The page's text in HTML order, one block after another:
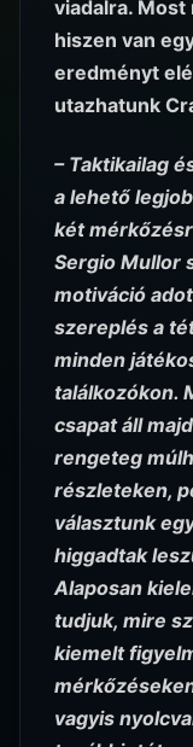
viadalra. Most
hiszen van
eredményt
utazhatunk
– Taktikailag
a lehető
két
Sergio Mullor
motiváció
szereplés a
minden
találkozókon.
csapat áll
rengeteg
részleteken,
választunk
higgadtak
Alaposan
tudjuk, mire
kiemelt
vagyis